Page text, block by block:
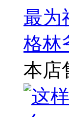
格林
本店